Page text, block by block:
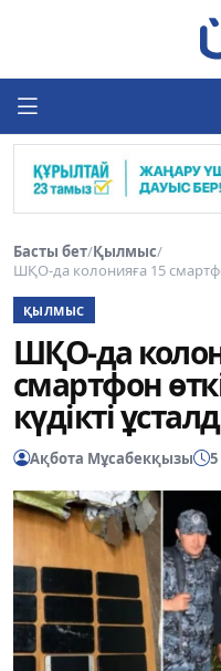
Басты бет/Қылмыс/
ШҚО-да колонияға 15
ҚЫЛМЫС
ШҚО-да
смартфон
күдікті
Ақбота Мұсабекқызы